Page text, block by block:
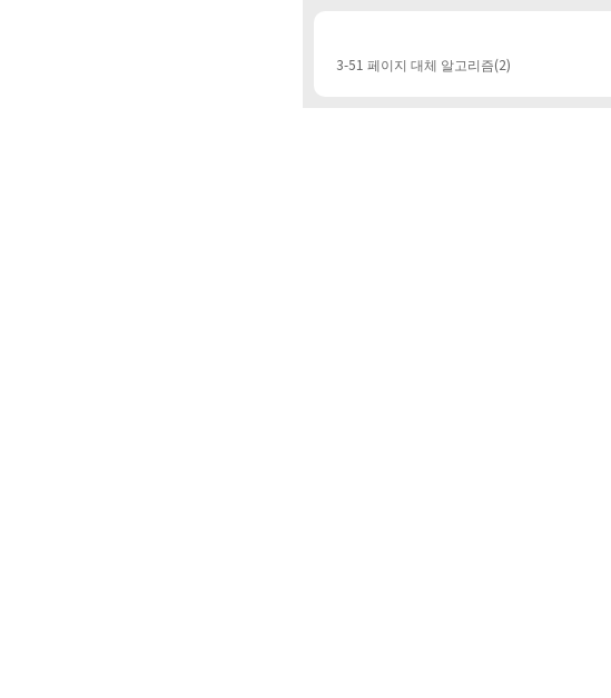
3-51 페이지 대체 알고리즘(2)